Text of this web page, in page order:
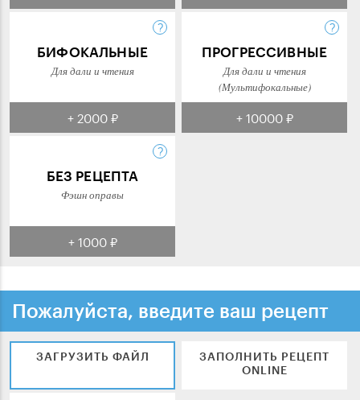
БИФОКАЛЬНЫЕ
Для дали и чтения
+ 2000 ₽
ПРОГРЕССИВНЫЕ
Для дали и чтения
(Мультифокальные)
+ 10000 ₽
БЕЗ РЕЦЕПТА
Фэшн оправы
+ 1000 ₽
Пожалуйста, введите ваш рецепт
ЗАГРУЗИТЬ ФАЙЛ
ЗАПОЛНИТЬ РЕЦЕПТ
ONLINE